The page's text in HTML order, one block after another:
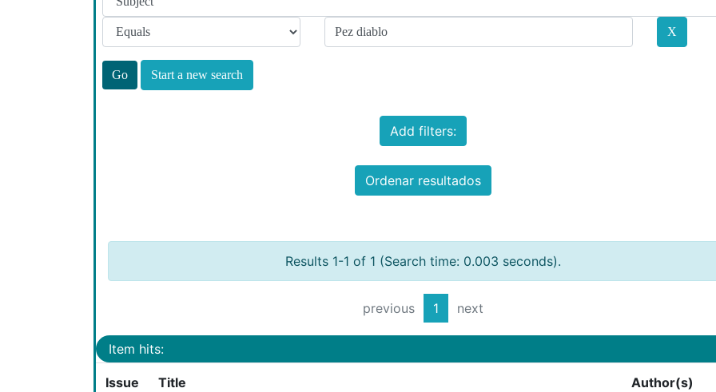
Start a new search
Add filters:
Ordenar resultados
Results 1-1 of 1 (Search time: 0.003 seconds).
previous 1 next
Item hits:
Issue
Title Author(s)